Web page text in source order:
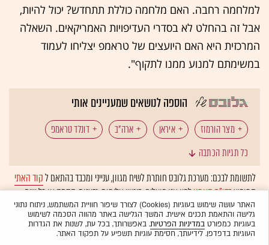
למלחמה רחבה. האם מלחמה כוללת תתחדש? יכול להיות,
אבל זה בהחלט לא בסדרי העדיפויות האמריקאים. השאלה
המרכזית היא האם היועצים של טראמפ יצליחו לעמוד
במשימתם למנוע ממנו לתקוף".
הוספה לנושאים שמעניינים אותי
מצר הורמוז איראן ארה"ב דונלד טראמפ
נפט
בחריין כווית בחירות האמצע בארה"ב
המומלצות
כל תגיות הכתבה
לתשומת לבכם: מערכת גלובס חותרת לשיח מגוון, ענייני ומכבד בהתאם לקוד האתי
המופיעבדו"ח האמוןלפיו אנו פועלים. ביטויי אלימות, גזענות, הסתה או כל שיח
בלתי הולם אחר מסוננים בצורהאוטומטיתולא יפורסמו באתר.
האתר עושה שימוש בעוגיות (Cookies) לצורך שיפור חוויית המשתמש, ניתוח נתוני
גלישה והתאמת תכנים אישית. המשך הגלישה באתר מהווה הסכמה לשימוש
בעוגיות כמפורטבמדיניות הפרטיות. באפשרותך, בכל עת, לשנות את הגדרות
העוגיות בדפדפן. לידיעתך, חסימת עוגיות תשפיע על תפקוד האתר.